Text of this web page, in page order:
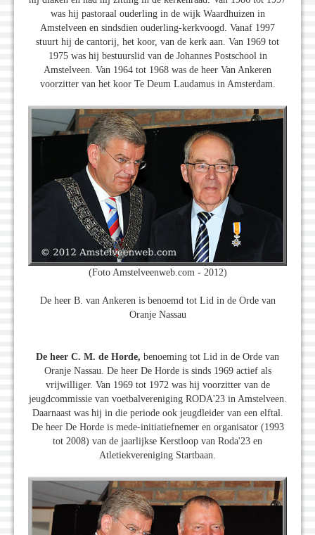
was hij pastoraal ouderling in de wijk Waardhuizen in
Amstelveen en sindsdien ouderling-kerkvoogd. Vanaf 1997
stuurt hij de cantorij, het koor, van de kerk aan. Van 1969 tot
1975 was hij bestuurslid van de Johannes Postschool in
Amstelveen. Van 1964 tot 1968 was de heer Van Ankeren
voorzitter van het koor Te Deum Laudamus in Amsterdam.
(Foto Amstelveenweb.com - 2012)
De heer B. van Ankeren is benoemd tot Lid in de Orde van
Oranje Nassau
De heer C. M. de Horde, benoeming tot Lid in de Orde van
Oranje Nassau. De heer De Horde is sinds 1969 actief als
vrijwilliger. Van 1969 tot 1972 was hij voorzitter van de
jeugdcommissie van voetbalvereniging RODA'23 in Amstelveen.
Daarnaast was hij in die periode ook jeugdleider van een elftal.
De heer De Horde is mede-initiatiefnemer en organisator (1993
tot 2008) van de jaarlijkse Kerstloop van Roda'23 en
Atletiekvereniging Startbaan.